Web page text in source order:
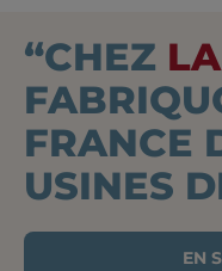
“CHEZ
FRANCE
USINES
EN